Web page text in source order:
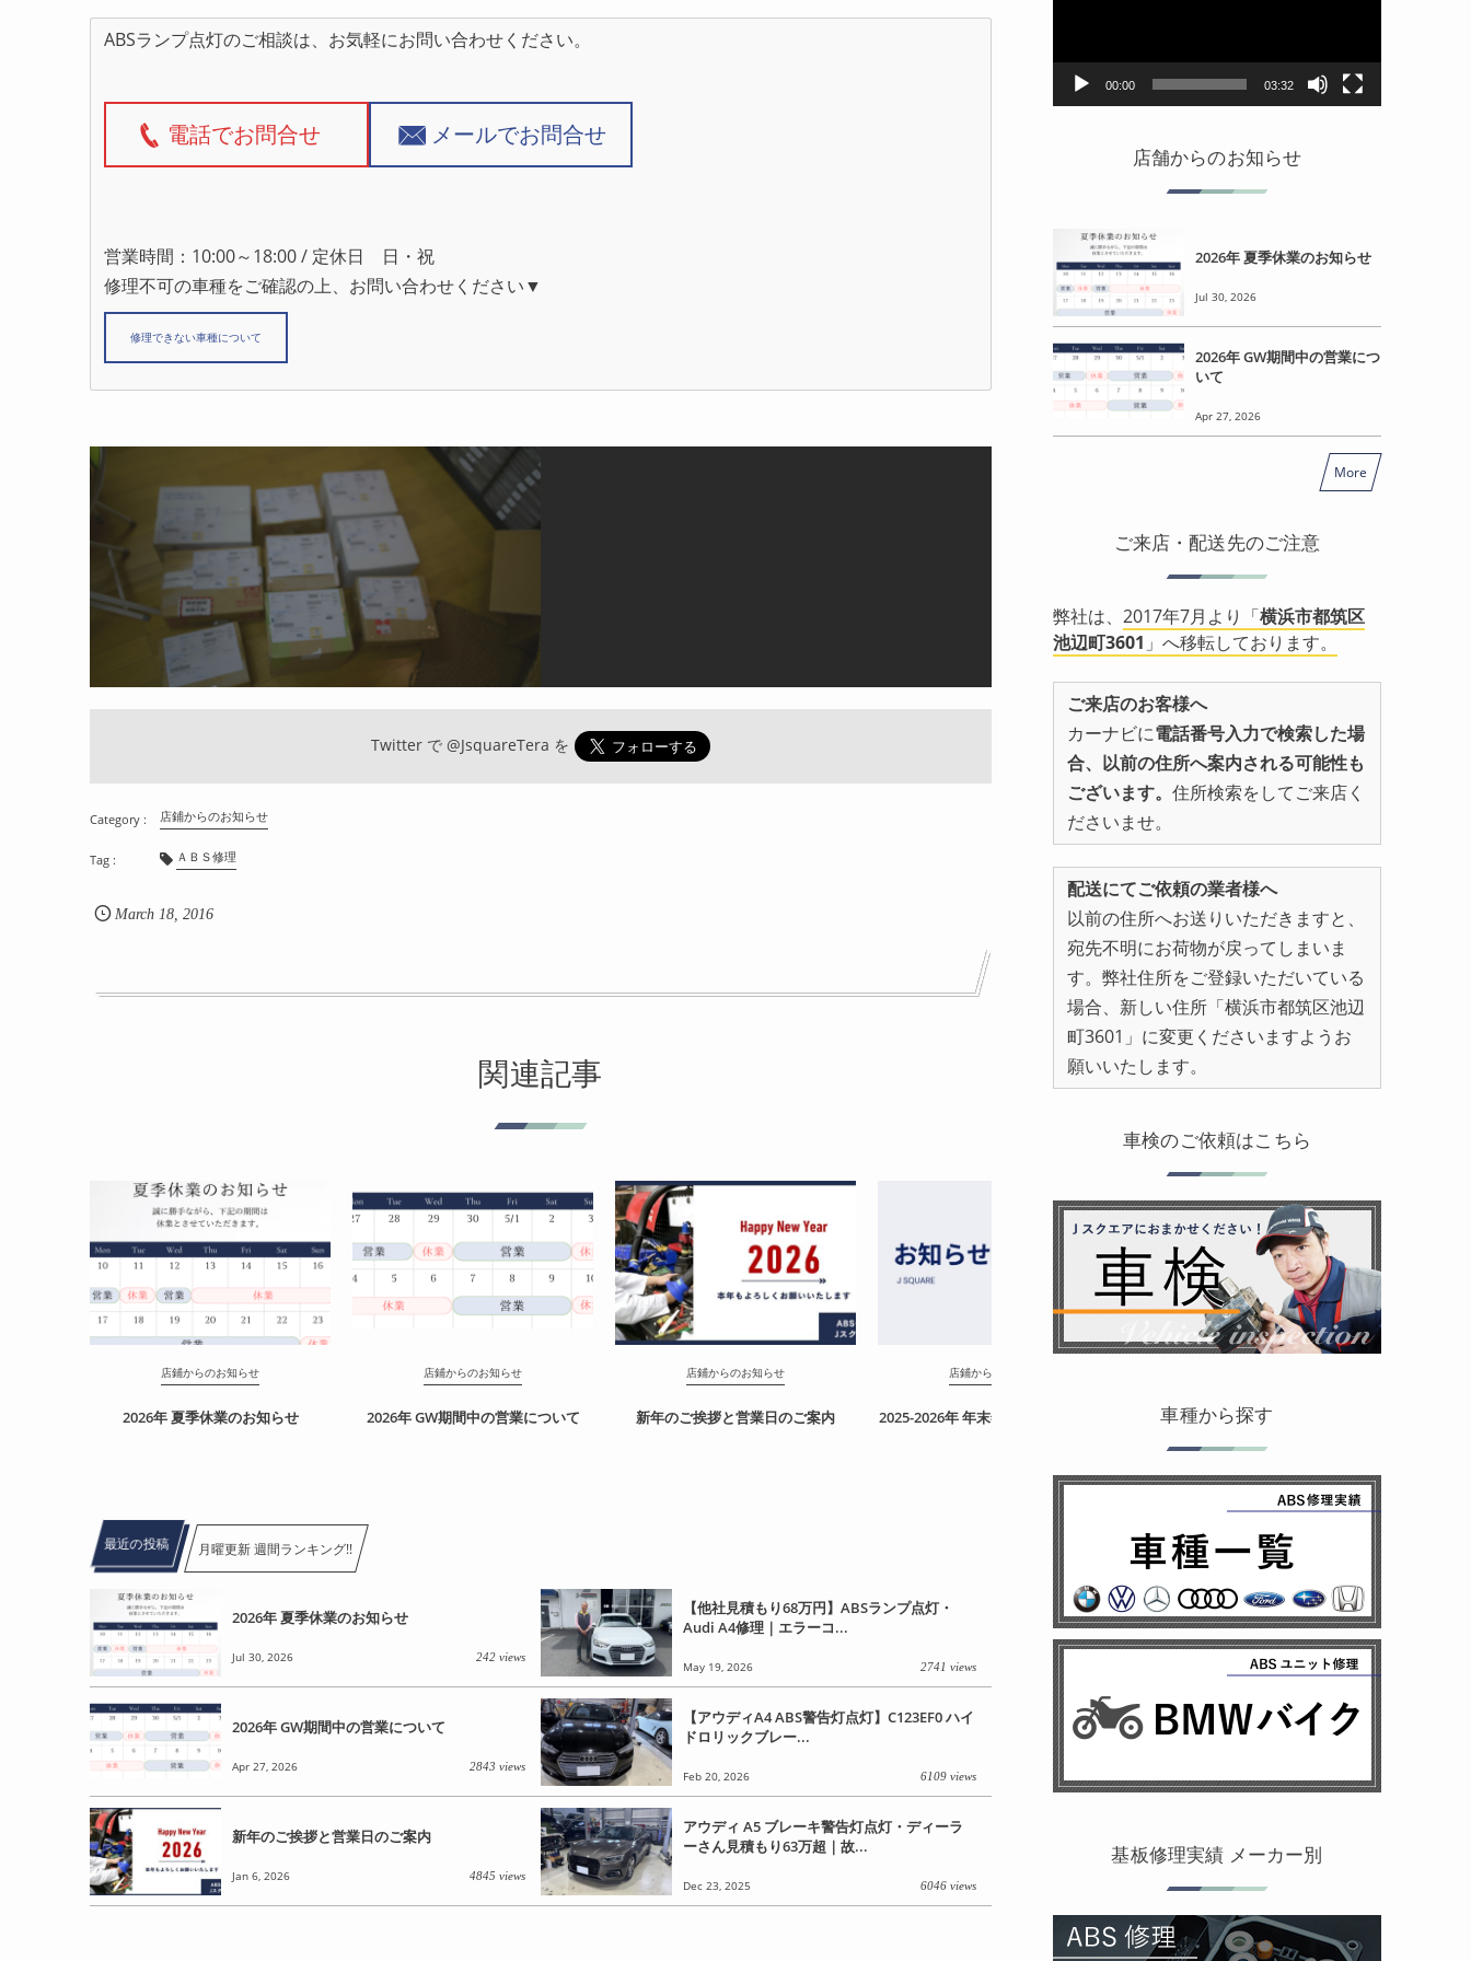
ABSランプ点灯のご相談は、お気軽にお問い合わせください。
電話でお問合せ メールでお問合せ
営業時間：10:00～18:00 / 定休日 日・祝
修理不可の車種をご確認の上、お問い合わせください▼
修理できない車種について
Twitter で @JsquareTera を
店鋪からのお知らせ
ＡＢＳ修理
March 18 ,2016
関連記事
店鋪からのお知らせ
2026年 夏季休業のお知らせ
店鋪からのお知らせ
2026年 GW期間中の営業について
店鋪からのお知らせ
新年のご挨拶と営業日のご案内
店鋪からのお知らせ
2025-2026年 年末年始休業のお知らせ
最近の投稿 月曜更新 週間ランキング!!
2026年 夏季休業のお知らせ
Jul 30, 2026 242 views
【他社見積もり68万円】ABSランプ点灯・
Audi A4修理｜エラーコ...
May 19, 2026 2741 views
2026年 GW期間中の営業について
Apr 27, 2026 2843 views
【アウディA4 ABS警告灯点灯】C123EF0 ハイ
ドロリックブレー...
Feb 20, 2026 6109 views
新年のご挨拶と営業日のご案内
Jan 6, 2026 4845 views
アウディ A5 ブレーキ警告灯点灯・ディーラ
ーさん見積もり63万超｜故...
Dec 23, 2025 6046 views
00:00 03:32
店舗からのお知らせ
2026年 夏季休業のお知らせ
Jul 30, 2026
2026年 GW期間中の営業につ
いて
Apr 27, 2026
More
ご来店・配送先のご注意
弊社は、 2017年7月より「横浜市都筑区
池辺町3601 」へ移転しております。
ご来店のお客様へ
カーナビに電話番号入力で検索した場
合、以前の住所へ案内される可能性も
ございます。 住所検索をしてご来店く
ださいませ。
配送にてご依頼の業者様へ
以前の住所へお送りいただきますと、
宛先不明にお荷物が戻ってしまいま
す。弊社住所をご登録いただいている
場合、新しい住所「横浜市都筑区池辺
町3601」に変更くださいますようお
願いいたします。
車検のご依頼はこちら
車種から探す
基板修理実績 メーカー別